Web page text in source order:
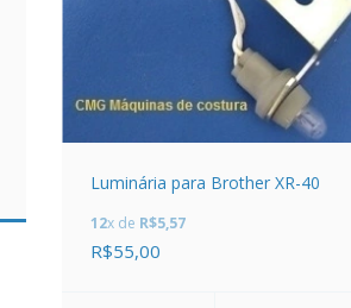
Luminária para Brother XR-40
12x de R$5,57
R$55,00